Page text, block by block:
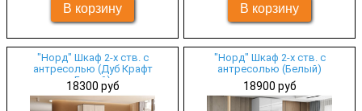
"Норд" Шкаф 2-х ств. с
антресолью (Дуб Крафт
Белый)
18300 руб
"Норд" Шкаф 2-х ств. с
антресолью (Белый)
18900 руб